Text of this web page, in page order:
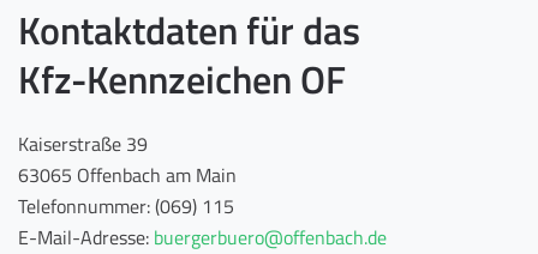
Kontaktdaten für das
Kfz-Kennzeichen OF
Kaiserstraße 39
63065 Offenbach am Main
Telefonnummer: (069) 115
E-Mail-Adresse: buergerbuero@offenbach.de